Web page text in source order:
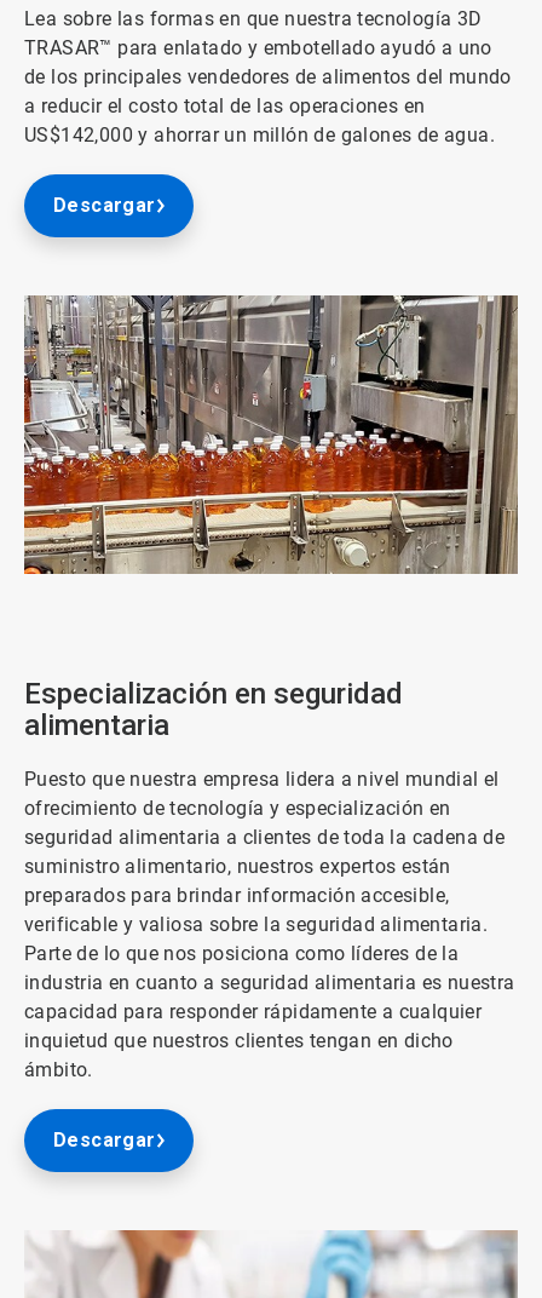
Lea sobre las formas en que nuestra tecnología 3D
TRASAR™ para enlatado y embotellado ayudó a uno
de los principales vendedores de alimentos del mundo
a reducir el costo total de las operaciones en
US$142,000 y ahorrar un millón de galones de agua.
Descargar
Especialización en seguridad
alimentaria
Puesto que nuestra empresa lidera a nivel mundial el
ofrecimiento de tecnología y especialización en
seguridad alimentaria a clientes de toda la cadena de
suministro alimentario, nuestros expertos están
preparados para brindar información accesible,
verificable y valiosa sobre la seguridad alimentaria.
Parte de lo que nos posiciona como líderes de la
industria en cuanto a seguridad alimentaria es nuestra
capacidad para responder rápidamente a cualquier
inquietud que nuestros clientes tengan en dicho
ámbito.
Descargar